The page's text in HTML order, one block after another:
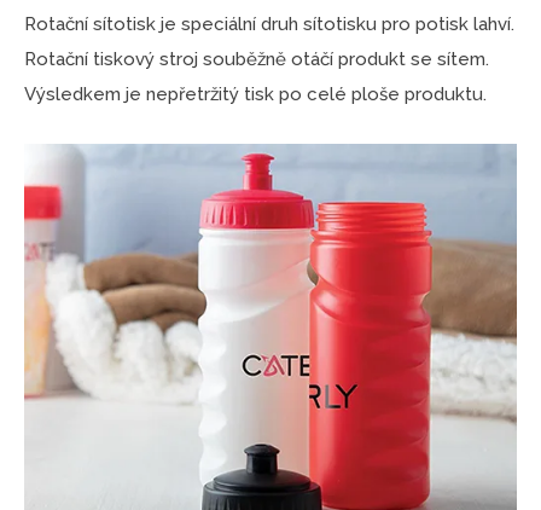
Rotační sítotisk je speciální druh sítotisku pro potisk lahví.
Rotační tiskový stroj souběžně otáčí produkt se sítem.
Výsledkem je nepřetržitý tisk po celé ploše produktu.